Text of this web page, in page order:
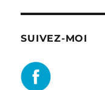
SUIVEZ-MOI